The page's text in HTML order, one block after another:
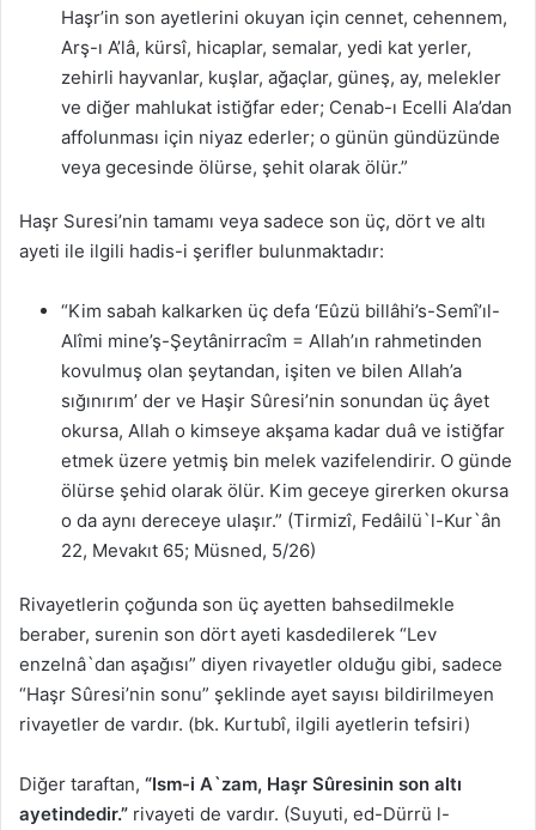
Haşr’in son ayetlerini okuyan için cennet, cehennem,
Arş-ı A’lâ, kürsî, hicaplar, semalar, yedi kat yerler,
zehirli hayvanlar, kuşlar, ağaçlar, güneş, ay, melekler
ve diğer mahlukat istiğfar eder; Cenab-ı Ecelli Ala’dan
affolunması için niyaz ederler; o günün gündüzünde
veya gecesinde ölürse, şehit olarak ölür.”
Haşr Suresi’nin tamamı veya sadece son üç, dört ve altı
ayeti ile ilgili hadis-i şerifler bulunmaktadır:
“Kim sabah kalkarken üç defa ‘Eûzü billâhi’s-Semî’ıl-
Alîmi mine’ş-Şeytânirracîm = Allah’ın rahmetinden
kovulmuş olan şeytandan, işiten ve bilen Allah’a
sığınırım’ der ve Haşir Sûresi’nin sonundan üç âyet
okursa, Allah o kimseye akşama kadar duâ ve istiğfar
etmek üzere yetmiş bin melek vazifelendirir. O günde
ölürse şehid olarak ölür. Kim geceye girerken okursa
o da aynı dereceye ulaşır.” (Tirmizî, Fedâilü`l-Kur`ân
22, Mevakıt 65; Müsned, 5/26)
Rivayetlerin çoğunda son üç ayetten bahsedilmekle
beraber, surenin son dört ayeti kasdedilerek “Lev
enzelnâ`dan aşağısı” diyen rivayetler olduğu gibi, sadece
“Haşr Sûresi’nin sonu” şeklinde ayet sayısı bildirilmeyen
rivayetler de vardır. (bk. Kurtubî, ilgili ayetlerin tefsiri)
Diğer taraftan, “Ism-i A`zam, Haşr Sûresinin son altı
ayetindedir.” rivayeti de vardır. (Suyuti, ed-Dürrü l-